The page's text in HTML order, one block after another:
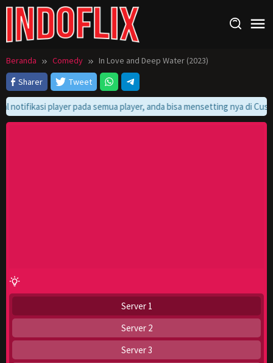
Loncat
konten
Beranda Comedy
In Love and Deep Water (2023)
Sharer
Tweet
player pada semua player, anda bisa mensetting nya di
Server 1
Server 2
Server 3